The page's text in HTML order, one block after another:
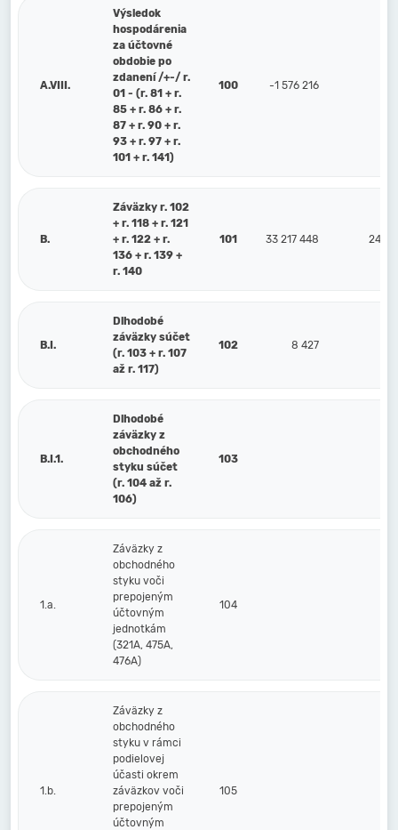
A.VIII.
Výsledok
hospodárenia
za účtovné
obdobie po
zdanení /+-/ r.
01 - (r. 81 + r.
85 + r. 86 + r.
87 + r. 90 + r.
93 + r. 97 + r.
101 + r. 141)
100 -1 576 216
B.
Záväzky r. 102
+ r. 118 + r. 121
+ r. 122 + r.
136 + r. 139 +
r. 140
101 33 217 448 24
B.I.
Dlhodobé
záväzky súčet
(r. 103 + r. 107
až r. 117)
102 8 427
B.I.1.
Dlhodobé
záväzky z
obchodného
styku súčet
(r. 104 až r.
106)
103
1.a.
Záväzky z
obchodného
styku voči
prepojeným
účtovným
jednotkám
(321A, 475A,
476A)
104
1.b.
Záväzky z
obchodného
styku v rámci
podielovej
účasti okrem
záväzkov voči
prepojeným
účtovným
105